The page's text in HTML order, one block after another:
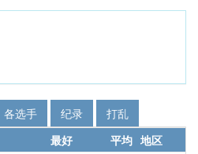
各选手 纪录
打乱
最好 平均 地区